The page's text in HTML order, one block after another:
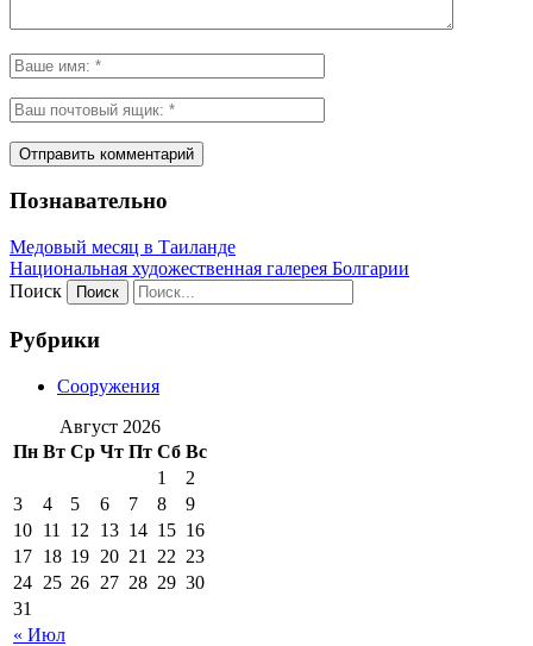
Познавательно
Медовый месяц в Таиланде
Национальная художественная галерея Болгарии
Поиск
Рубрики
Сооружения
Август 2026
Пн Вт Ср Чт Пт Сб Вс
« Июл
1
2
3
4 5 6 7 8
9
10 11 12 13 14 15 16
17 18 19 20 21 22 23
24 25 26 27 28 29 30
31